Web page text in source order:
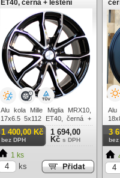
ET40, černá + leštění
Alu kola Mille Miglia MRX10,
17x6.5 5x112 ET40, černá +
leštění
1 400,00 Kč
bez DPH
1 694,00
Kč s DPH
1 ks
ks
Alu
3
bez